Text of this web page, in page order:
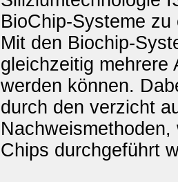
BioChip-Systeme
Mit den Biochip-
gleichzeitig mehrere
werden können.
durch den verzicht
Chips durchgeführt